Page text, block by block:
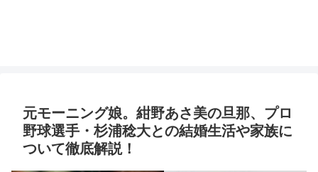
元モーニング娘。紺野あさ美の旦那、プロ
野球選手・杉浦稔大との結婚生活や家族に
ついて徹底解説！